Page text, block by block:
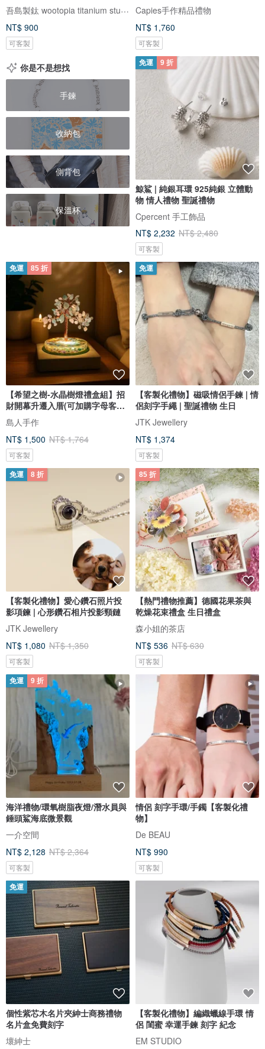
吾島製鈦 wootopia titanium studio
NT$ 900
可客製
Capies手作精品禮物
NT$ 1,760
可客製
你是不是想找
手鍊
收納包
側背包
保溫杯
免運 9 折
鯨鯊 | 純銀耳環 925純銀 立體動
物 情人禮物 聖誕禮物
Cpercent 手工飾品
NT$ 2,232 NT$ 2,480
可客製
免運 85 折
【希望之樹-水晶樹燈禮盒組】招
財開幕升遷入厝(可加購字母客製
化
島人手作
NT$ 1,500 NT$ 1,764
可客製
免運
【客製化禮物】磁吸情侶手鍊 | 情
侶刻字手繩 | 聖誕禮物 生日
JTK Jewellery
NT$ 1,374
可客製
免運 8 折
【客製化禮物】愛心鑽石照片投
影項鍊 | 心形鑽石相片投影頸鏈
JTK Jewellery
NT$ 1,080 NT$ 1,350
可客製
85 折
【熱門禮物推薦】德國花果茶與
乾燥花束禮盒 生日禮盒
森小姐的茶店
NT$ 536 NT$ 630
可客製
免運 9 折
海洋禮物/環氧樹脂夜燈/潛水員與
錘頭鯊海底微景觀
一介空間
NT$ 2,128 NT$ 2,364
可客製
情侶 刻字手環/手鐲【客製化禮
物】
De BEAU
NT$ 990
可客製
免運
個性紫芯木名片夾紳士商務禮物
名片盒免費刻字
壞紳士
【客製化禮物】編織蠟線手環 情
侶 閨蜜 幸運手鍊 刻字 紀念
EM STUDIO